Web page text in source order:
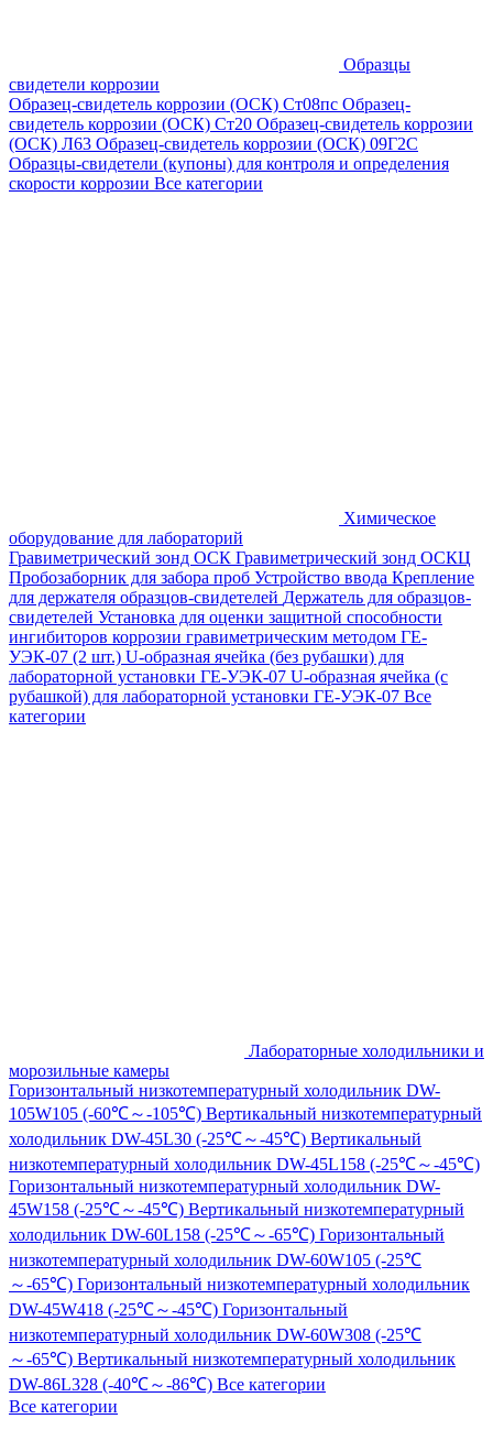
Образцы
свидетели коррозии
Образец-свидетель коррозии (ОСК) Ст08пс Образец-
свидетель коррозии (ОСК) Ст20 Образец-свидетель коррозии
(ОСК) Л63 Образец-свидетель коррозии (ОСК) 09Г2С
Образцы-свидетели (купоны) для контроля и определения
скорости коррозии Все категории
Химическое
оборудование для лабораторий
Гравиметрический зонд ОСК Гравиметрический зонд ОСКЦ
Пробозаборник для забора проб Устройство ввода Крепление
для держателя образцов-свидетелей Держатель для образцов-
свидетелей Установка для оценки защитной способности
ингибиторов коррозии гравиметрическим методом ГЕ-
УЭК-07 (2 шт.) U-образная ячейка (без рубашки) для
лабораторной установки ГЕ-УЭК-07 U-образная ячейка (с
рубашкой) для лабораторной установки ГЕ-УЭК-07 Все
категории
Лабораторные холодильники и
морозильные камеры
Горизонтальный низкотемпературный холодильник DW-
105W105 (-60℃～-105℃) Вертикальный низкотемпературный
холодильник DW-45L30 (-25℃～-45℃) Вертикальный
низкотемпературный холодильник DW-45L158 (-25℃～-45℃)
Горизонтальный низкотемпературный холодильник DW-
45W158 (-25℃～-45℃) Вертикальный низкотемпературный
холодильник DW-60L158 (-25℃～-65℃) Горизонтальный
низкотемпературный холодильник DW-60W105 (-25℃
～-65℃) Горизонтальный низкотемпературный холодильник
DW-45W418 (-25℃～-45℃) Горизонтальный
низкотемпературный холодильник DW-60W308 (-25℃
～-65℃) Вертикальный низкотемпературный холодильник
DW-86L328 (-40℃～-86℃) Все категории
Все категории